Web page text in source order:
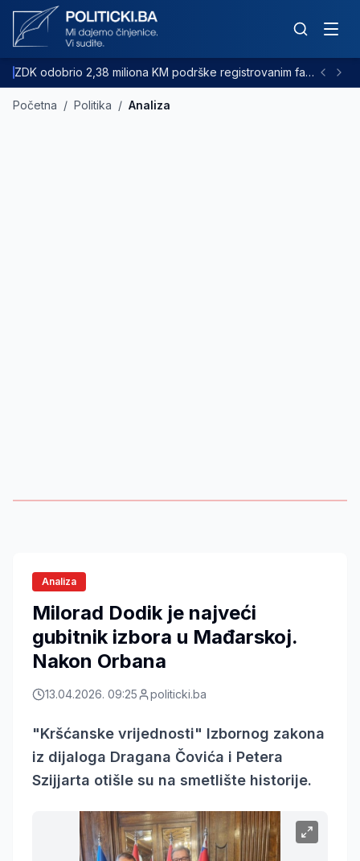
ZDK odobrio 2,38 miliona KM podrške registrovanim farmama goveda
Početna / Politika / Analiza
Analiza
Milorad Dodik je najveći
gubitnik izbora u Mađarskoj.
Nakon Orbana
13.04.2026. 09:25 politicki.ba
"Kršćanske vrijednosti" Izbornog zakona
iz dijaloga Dragana Čovića i Petera
Szijjarta otišle su na smetlište historije.